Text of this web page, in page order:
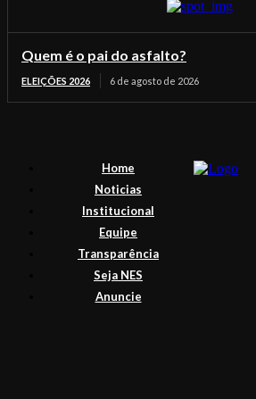
Quem é o pai do asfalto?
ELEIÇÕES 2026 6 de agosto de 2026
Home
Noticias
Institucional
Equipe
Transparência
Seja NES
Anuncie